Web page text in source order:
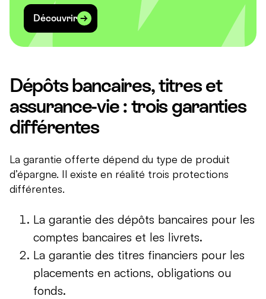
Découvrir
Dépôts bancaires, titres et
assurance-vie : trois garanties
différentes
La garantie offerte dépend du type de produit
d’épargne. Il existe en réalité trois protections
différentes.
La garantie des dépôts bancaires pour les
comptes bancaires et les livrets.
La garantie des titres financiers pour les
placements en actions, obligations ou
fonds.